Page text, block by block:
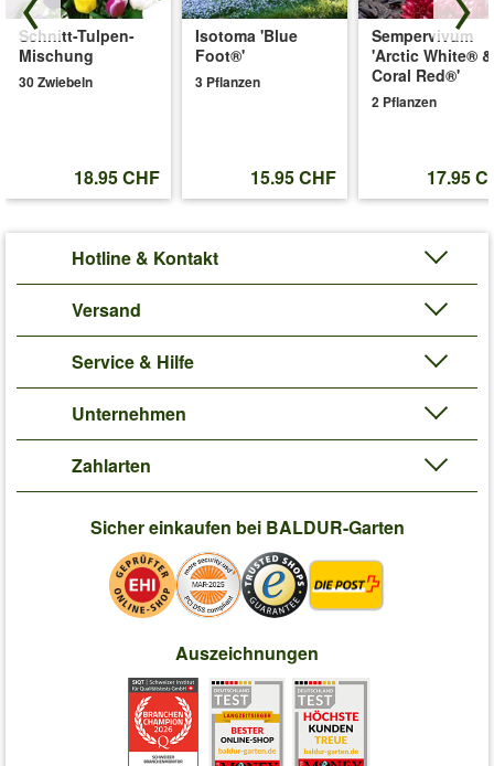
Schnitt-Tulpen-
Mischung
30 Zwiebeln
18.95 CHF
Isotoma 'Blue
Foot®'
3 Pflanzen
15.95 CHF
Sempervivum
'Arctic White® &
Coral Red®'
2 Pflanzen
17.95
Hotline & Kontakt
Versand
Service & Hilfe
Unternehmen
Zahlarten
Sicher einkaufen bei BALDUR-Garten
Auszeichnungen